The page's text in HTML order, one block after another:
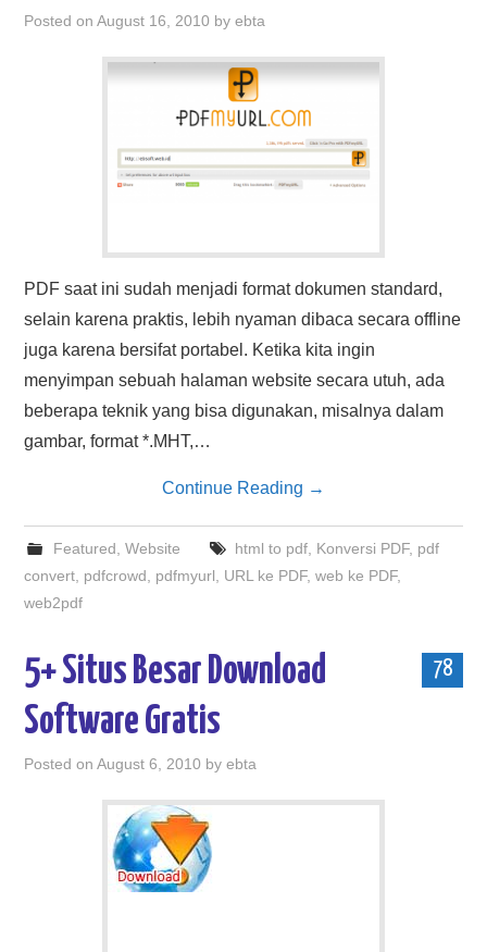
Posted onAugust 16, 2010 byebta
PDF saat ini sudah menjadi format dokumen standard,
selain karena praktis, lebih nyaman dibaca secara offline
juga karena bersifat portabel. Ketika kita ingin
menyimpan sebuah halaman website secara utuh, ada
beberapa teknik yang bisa digunakan, misalnya dalam
gambar, format *.MHT,…
Continue Reading →
Featured Website html to pdf, Konversi PDF, pdf
convert pdfcrowd pdfmyurl URL ke PDF,web ke PDF,
web2pdf
78
5+ Situs Besar Download
Software Gratis
Posted onAugust 6, 2010 byebta